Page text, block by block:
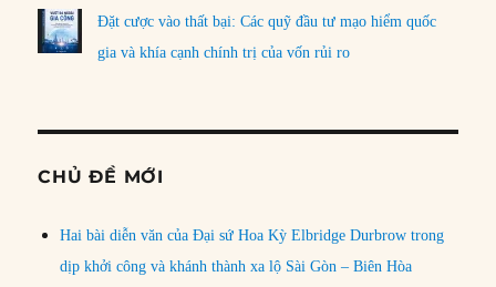
Đặt cược vào thất bại: Các quỹ đầu tư mạo hiểm quốc
gia và khía cạnh chính trị của vốn rủi ro
CHỦ ĐỀ MỚI
Hai bài diễn văn của Đại sứ Hoa Kỳ Elbridge Durbrow trong
dịp khởi công và khánh thành xa lộ Sài Gòn – Biên Hòa